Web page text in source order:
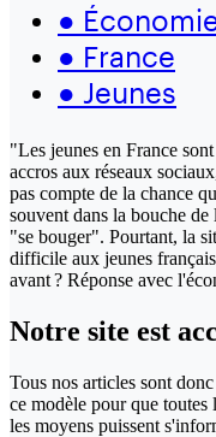
●
● France
● Jeunes
"Les jeunes en France
accros aux réseaux
pas compte de la chance
souvent dans la bouche
"se bouger". Pourtant, la
difficile aux jeunes
avant ? Réponse avec
Notre site est
Tous nos articles sont
ce modèle pour que toutes
les moyens puissent